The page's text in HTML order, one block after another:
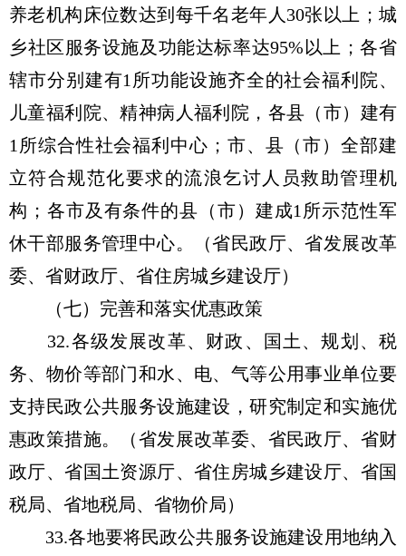
养老机构床位数达到每千名老年人30张以上；城
乡社区服务设施及功能达标率达95%以上；各省
辖市分别建有1所功能设施齐全的社会福利院、
儿童福利院、精神病人福利院，各县（市）建有
1所综合性社会福利中心；市、县（市）全部建
立符合规范化要求的流浪乞讨人员救助管理机
构；各市及有条件的县（市）建成1所示范性军
休干部服务管理中心。（省民政厅、省发展改革
委、省财政厅、省住房城乡建设厅）
（七）完善和落实优惠政策
32.各级发展改革、财政、国土、规划、税
务、物价等部门和水、电、气等公用事业单位要
支持民政公共服务设施建设，研究制定和实施优
惠政策措施。（省发展改革委、省民政厅、省财
政厅、省国土资源厅、省住房城乡建设厅、省国
税局、省地税局、省物价局）
33.各地要将民政公共服务设施建设用地纳入